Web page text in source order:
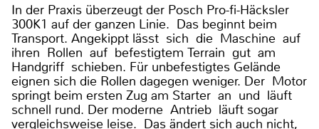
In der Praxis überzeugt der Posch Pro-fi-Häcksler
300K1 auf der ganzen Linie. Das beginnt beim
Transport. Angekippt lässt sich die Maschine auf
ihren Rollen auf befestigtem Terrain gut am
Handgriff schieben. Für unbefestigtes Gelände
eignen sich die Rollen dagegen weniger. Der Motor
springt beim ersten Zug am Starter an und läuft
schnell rund. Der moderne Antrieb läuft sogar
vergleichsweise leise. Das ändert sich auch nicht,